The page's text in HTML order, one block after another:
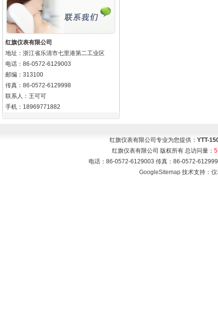
红旗仪表有限公司
地址：浙江省乐清市七里港第二工业区
电话：86-0572-6129003
邮编：313100
传真：86-0572-6129998
联系人：王可可
手机：18969771882
红旗仪表有限公司专业为您提供： YTT-
红旗仪表有限公司 版权所有 总访问量：
电话：86-0572-6129003 传真：86-0572-
GoogleSitemap技术支持： 仪